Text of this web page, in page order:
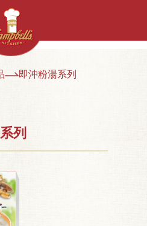
即沖粉湯系列
列